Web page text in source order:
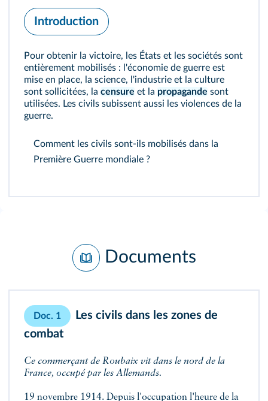
Introduction
Pour obtenir la victoire, les États et les sociétés sont
entièrement mobilisés : l'économie de guerre est
mise en place, la science, l'industrie et la culture
sont sollicitées, la censure et la propagande sont
utilisées. Les civils subissent aussi les violences de la
guerre.
Comment les civils sont-ils mobilisés dans la
Première Guerre mondiale ?
Documents
Doc. 1
Les civils dans les zones de
combat
Ce commerçant de Roubaix vit dans le nord de la
France, occupé par les Allemands.
19 novembre 1914. Depuis l'occupation l'heure de la